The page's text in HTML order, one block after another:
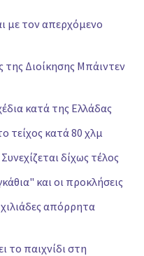
με τον απερχόμενο
της Διοίκησης Μπάιντεν
κατά της Ελλάδας
τείχος κατά 80 χλμ
δίχως τέλος
και οι προκλήσεις
απόρρητα
το παιχνίδι στη